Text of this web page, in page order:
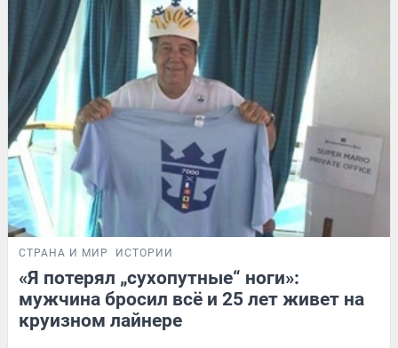
СТРАНА И МИР ИСТОРИИ
«Я потерял „сухопутные“ ноги»:
мужчина бросил всё и 25 лет живет на
круизном лайнере